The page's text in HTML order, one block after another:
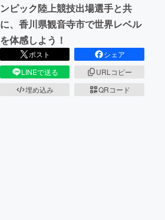
ンピック陸上競技出場選手と共
に、香川県観音寺市で世界レベル
を体感しよう！
ポスト
シェア
LINEで送る
URLコピー
埋め込み
QRコード